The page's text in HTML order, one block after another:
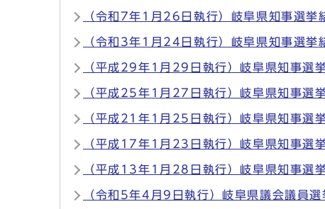
（令和7年1月26日執行）岐阜県知事選挙
（令和3年1月24日執行）岐阜県知事選挙
（平成29年1月29日執行）岐阜県知事選
（平成25年1月27日執行）岐阜県知事選
（平成21年1月25日執行）岐阜県知事選
（平成17年1月23日執行）岐阜県知事選
（平成13年1月28日執行）岐阜県知事選
（令和5年4月9日執行）岐阜県議会議員選